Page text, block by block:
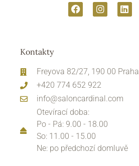
Kontakty
Freyova 82/27, 190 00 Praha
+420 774 652 922
info@saloncardinal.com
Otevírací doba:
Po - Pá: 9.00 - 18.00
So: 11.00 - 15.00
Ne: po předchozí domluvě